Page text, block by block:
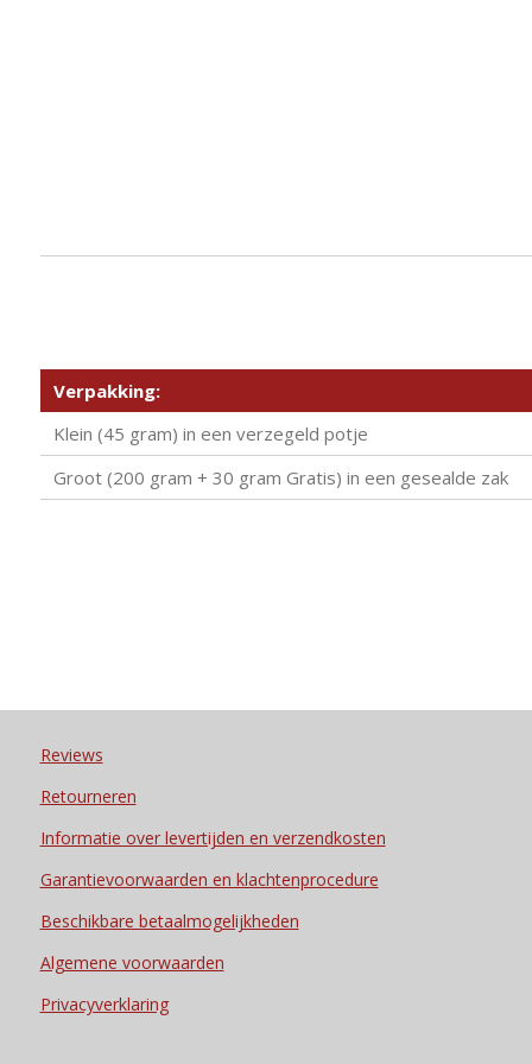
Verpakking:
Klein (45 gram) in een verzegeld potje
Groot (200 gram + 30 gram Gratis) in een gesealde zak
Reviews
Retourneren
Informatie over levertijden en verzendkosten
Garantievoorwaarden en klachtenprocedure
Beschikbare betaalmogelijkheden
Algemene voorwaarden
Privacyverklaring